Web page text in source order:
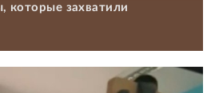
которые захватили